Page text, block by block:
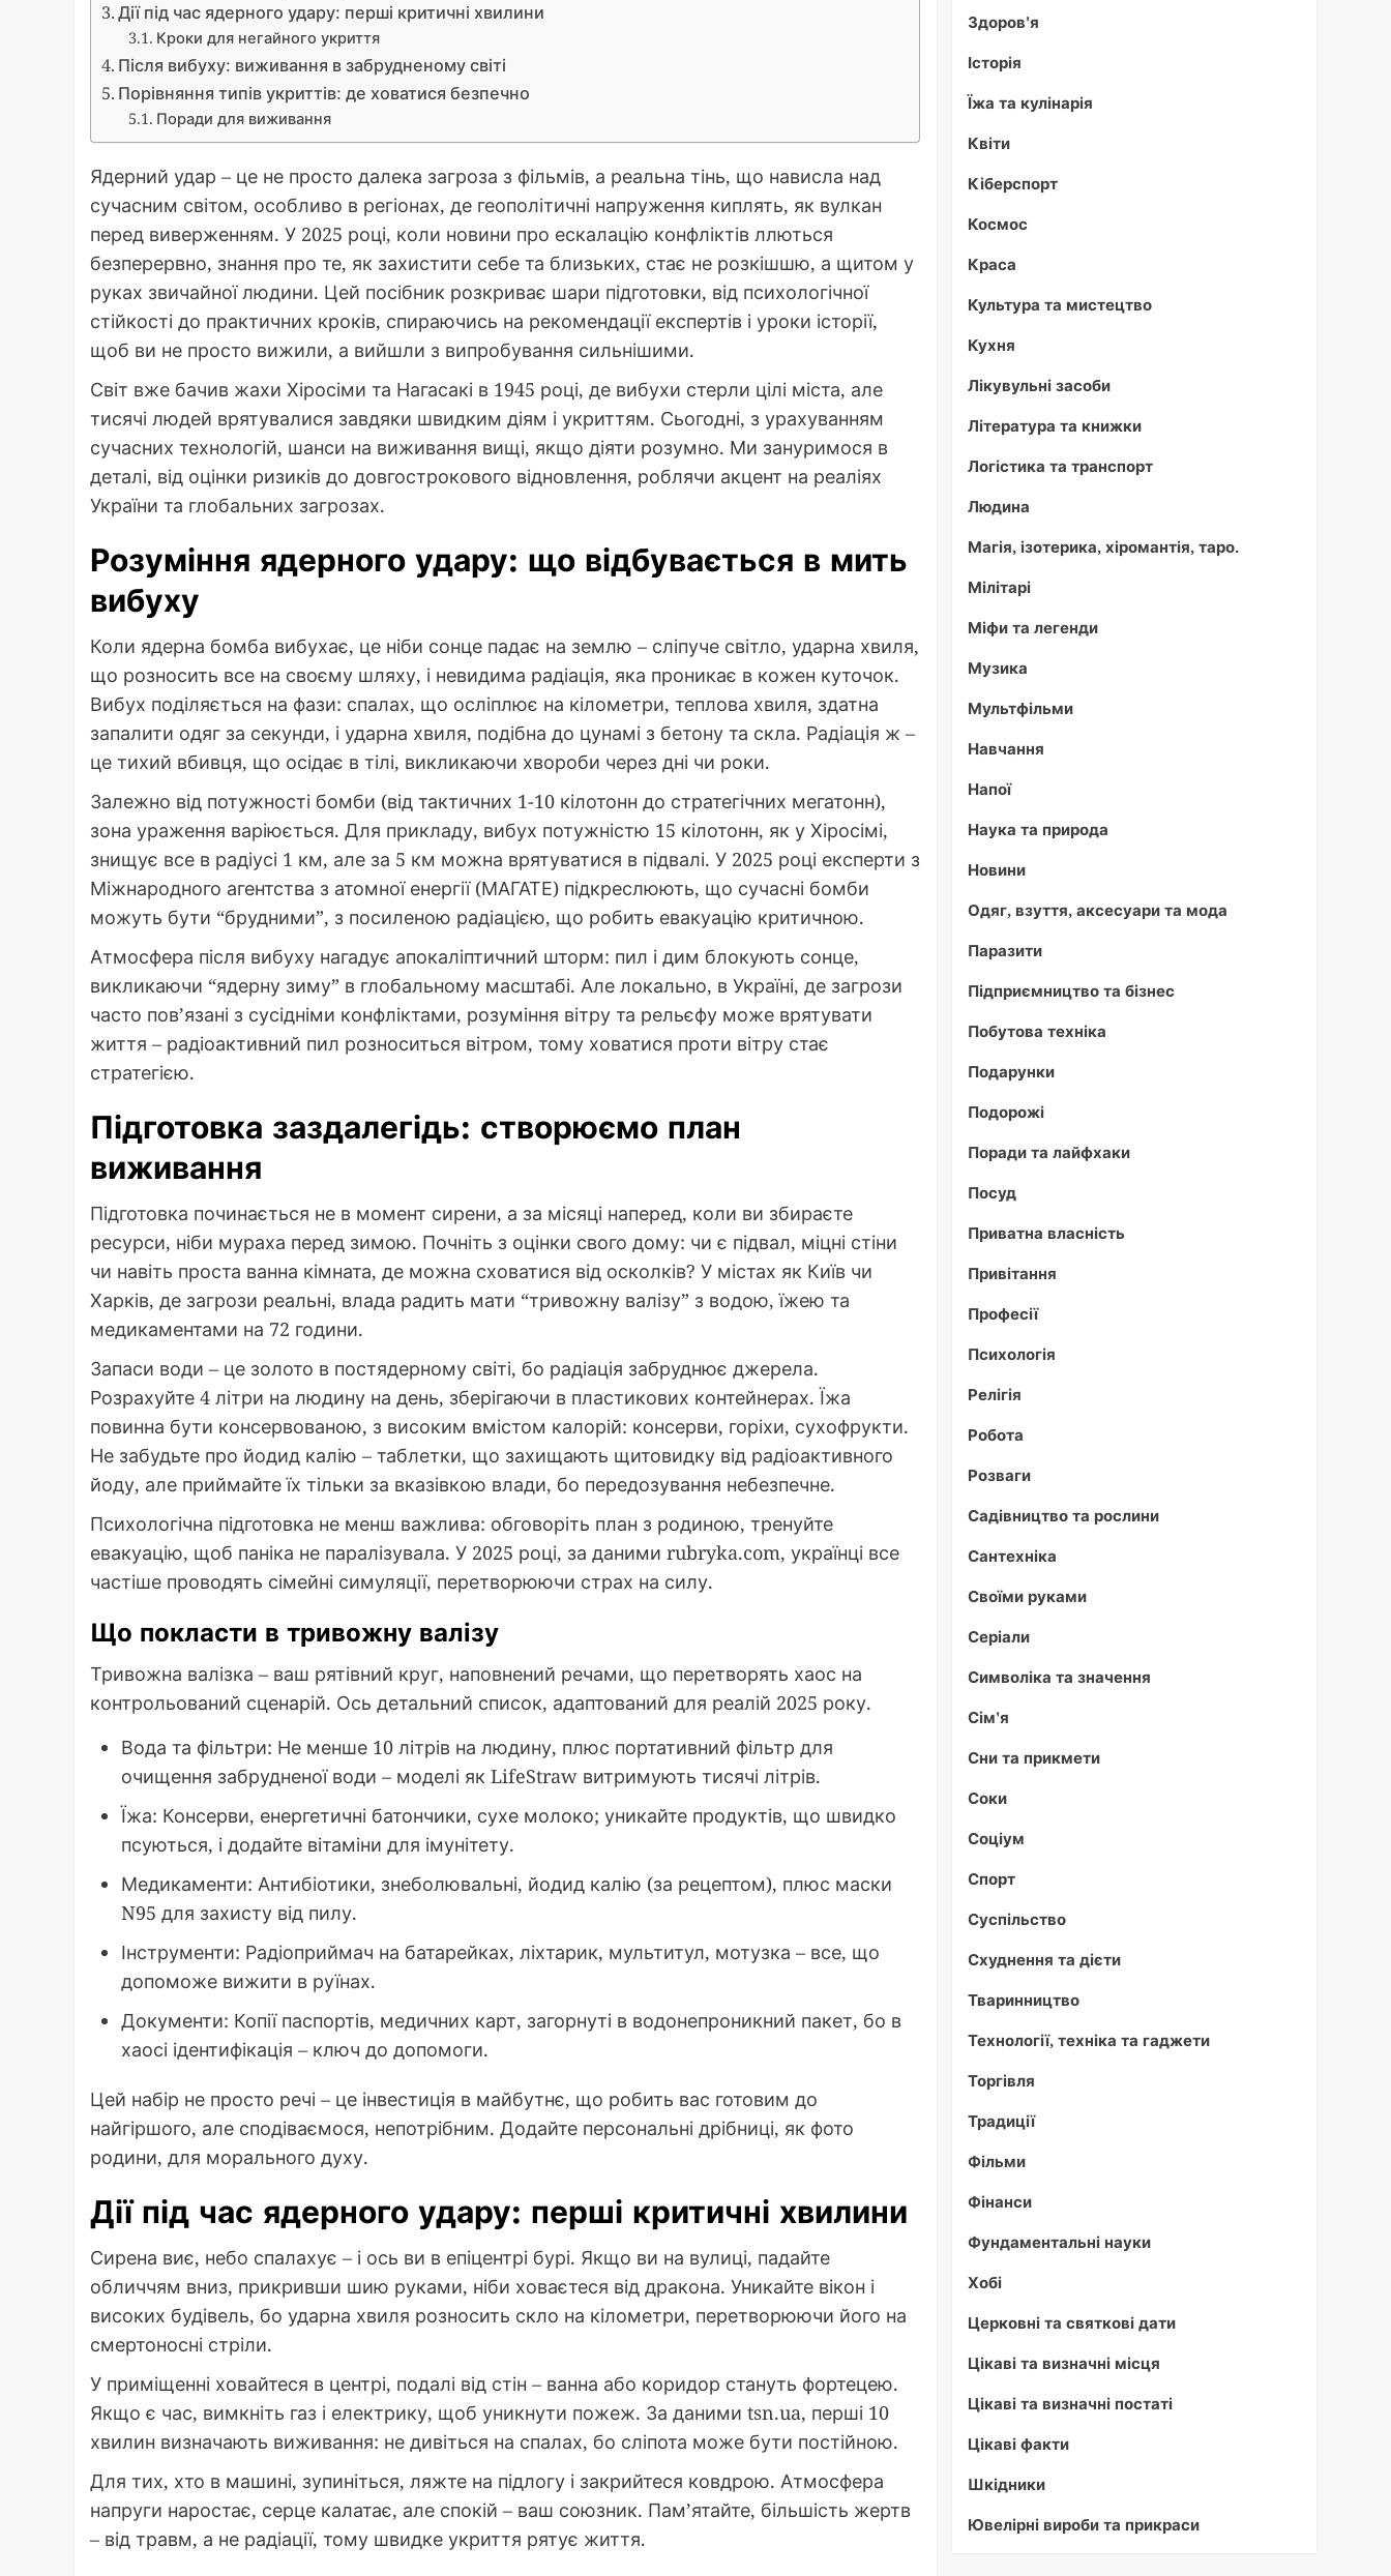
Дії під час ядерного удару: перші критичні хвилини
Кроки для негайного укриття
Після вибуху: виживання в забрудненому світі
Порівняння типів укриттів: де ховатися безпечно
Поради для виживання
Ядерний удар – це не просто далека загроза з фільмів, а реальна тінь, що нависла над
сучасним світом, особливо в регіонах, де геополітичні напруження киплять, як вулкан
перед виверженням. У 2025 році, коли новини про ескалацію конфліктів ллються
безперервно, знання про те, як захистити себе та близьких, стає не розкішшю, а щитом у
руках звичайної людини. Цей посібник розкриває шари підготовки, від психологічної
стійкості до практичних кроків, спираючись на рекомендації експертів і уроки історії,
щоб ви не просто вижили, а вийшли з випробування сильнішими.
Світ вже бачив жахи Хіросіми та Нагасакі в 1945 році, де вибухи стерли цілі міста, але
тисячі людей врятувалися завдяки швидким діям і укриттям. Сьогодні, з урахуванням
сучасних технологій, шанси на виживання вищі, якщо діяти розумно. Ми зануримося в
деталі, від оцінки ризиків до довгострокового відновлення, роблячи акцент на реаліях
України та глобальних загрозах.
Розуміння ядерного удару: що відбувається в мить
вибуху
Коли ядерна бомба вибухає, це ніби сонце падає на землю – сліпуче світло, ударна хвиля,
що розносить все на своєму шляху, і невидима радіація, яка проникає в кожен куточок.
Вибух поділяється на фази: спалах, що осліплює на кілометри, теплова хвиля, здатна
запалити одяг за секунди, і ударна хвиля, подібна до цунамі з бетону та скла. Радіація ж –
це тихий вбивця, що осідає в тілі, викликаючи хвороби через дні чи роки.
Залежно від потужності бомби (від тактичних 1-10 кілотонн до стратегічних мегатонн),
зона ураження варіюється. Для прикладу, вибух потужністю 15 кілотонн, як у Хіросімі,
знищує все в радіусі 1 км, але за 5 км можна врятуватися в підвалі. У 2025 році експерти з
Міжнародного агентства з атомної енергії (МАГАТЕ) підкреслюють, що сучасні бомби
можуть бути “брудними”, з посиленою радіацією, що робить евакуацію критичною.
Атмосфера після вибуху нагадує апокаліптичний шторм: пил і дим блокують сонце,
викликаючи “ядерну зиму” в глобальному масштабі. Але локально, в Україні, де загрози
часто пов’язані з сусідніми конфліктами, розуміння вітру та рельєфу може врятувати
життя – радіоактивний пил розноситься вітром, тому ховатися проти вітру стає
стратегією.
Підготовка заздалегідь: створюємо план
виживання
Підготовка починається не в момент сирени, а за місяці наперед, коли ви збираєте
ресурси, ніби мураха перед зимою. Почніть з оцінки свого дому: чи є підвал, міцні стіни
чи навіть проста ванна кімната, де можна сховатися від осколків? У містах як Київ чи
Харків, де загрози реальні, влада радить мати “тривожну валізу” з водою, їжею та
медикаментами на 72 години.
Запаси води – це золото в постядерному світі, бо радіація забруднює джерела.
Розрахуйте 4 літри на людину на день, зберігаючи в пластикових контейнерах. Їжа
повинна бути консервованою, з високим вмістом калорій: консерви, горіхи, сухофрукти.
Не забудьте про йодид калію – таблетки, що захищають щитовидку від радіоактивного
йоду, але приймайте їх тільки за вказівкою влади, бо передозування небезпечне.
Психологічна підготовка не менш важлива: обговоріть план з родиною, тренуйте
евакуацію, щоб паніка не паралізувала. У 2025 році, за даними rubryka.com, українці все
частіше проводять сімейні симуляції, перетворюючи страх на силу.
Що покласти в тривожну валізу
Тривожна валізка – ваш рятівний круг, наповнений речами, що перетворять хаос на
контрольований сценарій. Ось детальний список, адаптований для реалій 2025 року.
Вода та фільтри: Не менше 10 літрів на людину, плюс портативний фільтр для
очищення забрудненої води – моделі як LifeStraw витримують тисячі літрів.
Їжа: Консерви, енергетичні батончики, сухе молоко; уникайте продуктів, що швидко
псуються, і додайте вітаміни для імунітету.
Медикаменти: Антибіотики, знеболювальні, йодид калію (за рецептом), плюс маски
N95 для захисту від пилу.
Інструменти: Радіоприймач на батарейках, ліхтарик, мультитул, мотузка – все, що
допоможе вижити в руїнах.
Документи: Копії паспортів, медичних карт, загорнуті в водонепроникний пакет, бо в
хаосі ідентифікація – ключ до допомоги.
Цей набір не просто речі – це інвестиція в майбутнє, що робить вас готовим до
найгіршого, але сподіваємося, непотрібним. Додайте персональні дрібниці, як фото
родини, для морального духу.
Дії під час ядерного удару: перші критичні хвилини
Сирена виє, небо спалахує – і ось ви в епіцентрі бурі. Якщо ви на вулиці, падайте
обличчям вниз, прикривши шию руками, ніби ховаєтеся від дракона. Уникайте вікон і
високих будівель, бо ударна хвиля розносить скло на кілометри, перетворюючи його на
смертоносні стріли.
У приміщенні ховайтеся в центрі, подалі від стін – ванна або коридор стануть фортецею.
Якщо є час, вимкніть газ і електрику, щоб уникнути пожеж. За даними tsn.ua, перші 10
хвилин визначають виживання: не дивіться на спалах, бо сліпота може бути постійною.
Для тих, хто в машині, зупиніться, ляжте на підлогу і закрийтеся ковдрою. Атмосфера
напруги наростає, серце калатає, але спокій – ваш союзник. Пам’ятайте, більшість жертв
– від травм, а не радіації, тому швидке укриття рятує життя.
Здоров'я
Історія
Їжа та кулінарія
Квіти
Кіберспорт
Космос
Краса
Культура та мистецтво
Кухня
Лікувульні засоби
Література та книжки
Логістика та транспорт
Людина
Магія, ізотерика, хіромантія, таро.
Мілітарі
Міфи та легенди
Музика
Мультфільми
Навчання
Напої
Наука та природа
Новини
Одяг, взуття, аксесуари та мода
Паразити
Підприємництво та бізнес
Побутова техніка
Подарунки
Подорожі
Поради та лайфхаки
Посуд
Приватна власність
Привітання
Професії
Психологія
Релігія
Робота
Розваги
Садівництво та рослини
Сантехніка
Своїми руками
Серіали
Символіка та значення
Сім'я
Сни та прикмети
Соки
Соціум
Спорт
Суспільство
Схуднення та дієти
Тваринництво
Технології, техніка та гаджети
Торгівля
Традиції
Фільми
Фінанси
Фундаментальні науки
Хобі
Церковні та святкові дати
Цікаві та визначні місця
Цікаві та визначні постаті
Цікаві факти
Шкідники
Ювелірні вироби та прикраси